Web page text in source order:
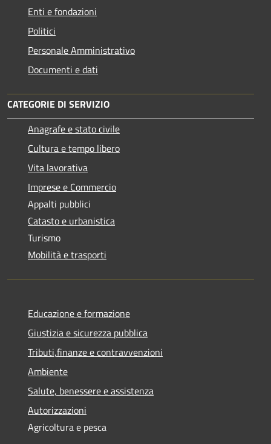
Enti e fondazioni
Politici
Personale Amministrativo
Documenti e dati
CATEGORIE DI SERVIZIO
Anagrafe e stato civile
Cultura e tempo libero
Vita lavorativa
Imprese e Commercio
Appalti pubblici
Catasto e urbanistica
Turismo
Mobilità e trasporti
Educazione e formazione
Giustizia e sicurezza pubblica
Tributi,finanze e contravvenzioni
Ambiente
Salute, benessere e assistenza
Autorizzazioni
Agricoltura e pesca